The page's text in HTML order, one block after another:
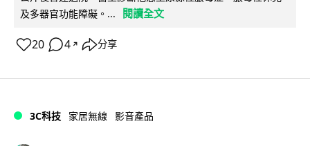
及多器官功能障礙。...
閱讀全文
20 4 ↗ 分享
3C科技 家居無線 影音產品